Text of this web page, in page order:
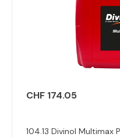
CHF 174.05
104.13 Divinol Multimax